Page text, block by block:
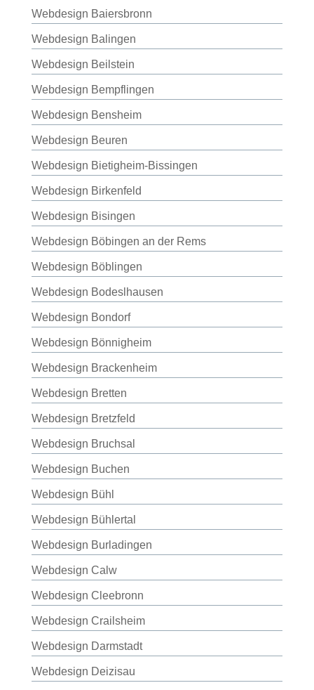
Webdesign Baiersbronn
Webdesign Balingen
Webdesign Beilstein
Webdesign Bempflingen
Webdesign Bensheim
Webdesign Beuren
Webdesign Bietigheim-Bissingen
Webdesign Birkenfeld
Webdesign Bisingen
Webdesign Böbingen an der Rems
Webdesign Böblingen
Webdesign Bodeslhausen
Webdesign Bondorf
Webdesign Bönnigheim
Webdesign Brackenheim
Webdesign Bretten
Webdesign Bretzfeld
Webdesign Bruchsal
Webdesign Buchen
Webdesign Bühl
Webdesign Bühlertal
Webdesign Burladingen
Webdesign Calw
Webdesign Cleebronn
Webdesign Crailsheim
Webdesign Darmstadt
Webdesign Deizisau